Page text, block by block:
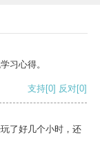
习心得。
支持[0] 反对[0]
了好几个小时，还